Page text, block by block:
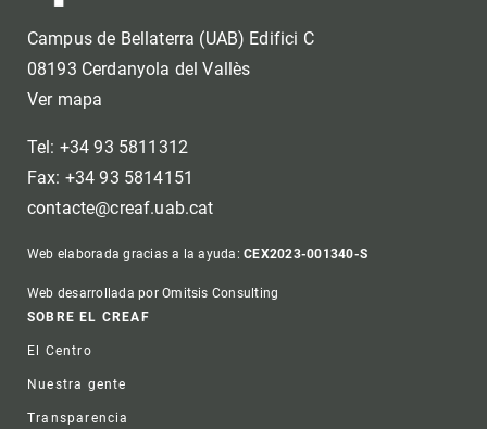
Campus de Bellaterra (UAB) Edifici C
08193 Cerdanyola del Vallès
Ver mapa
Tel: +34 93 5811312
Fax: +34 93 5814151
contacte@creaf.uab.cat
Web elaborada gracias a la ayuda:CEX2023-001340-S
Web desarrollada por Omitsis Consulting
Footer
SOBRE EL CREAF
El Centro
Nuestra gente
Transparencia